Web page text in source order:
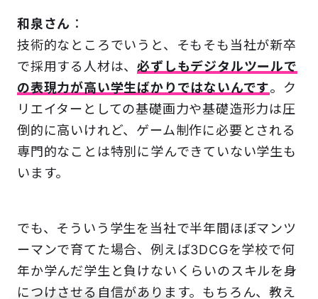
和泉さん ：
技術的なところでいうと、そもそも当社が新卒
で採用する人材は、必ずしもデジタルツールで
の表現力が高い学生ばかりではないんです。ク
リエイターとしての基礎画力や基礎造形力は圧
倒的に高いけれど、ゲーム制作に必要とされる
専門的なことは特別に学んできていない学生も
います。
でも、そういう学生を当社で半年間ほぼマンツ
ーマンで育てた場合、例えば3DCGを学校で何
年か学んだ学生と負けないくらいのスキルを身
につけさせる自信があります。もちろん、教え